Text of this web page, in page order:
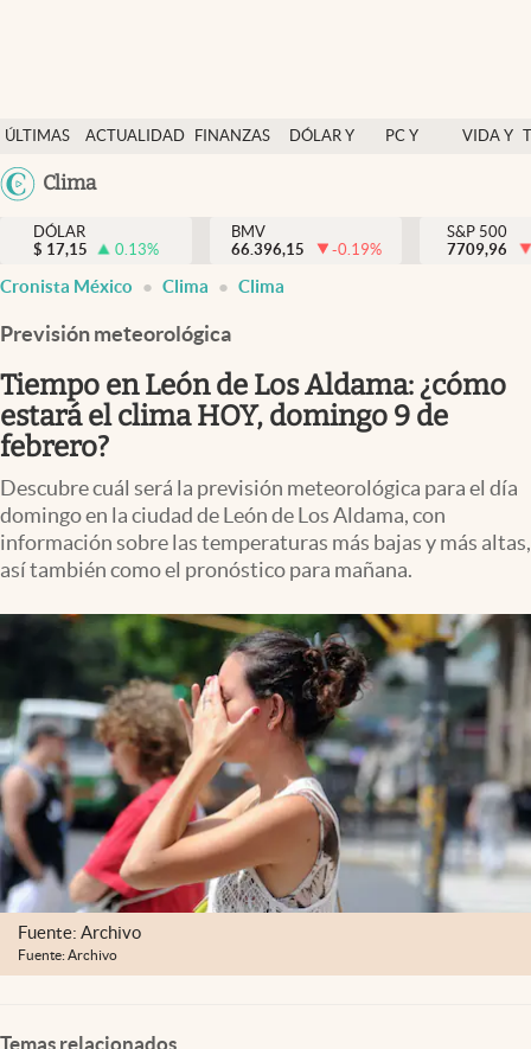
ÚLTIMAS
NOTICIAS
ACTUALIDAD
FINANZAS
DÓLAR Y
PC Y
VIDA Y
México
Clima
Actualidad
Finanzas y economía
Dólar y mercados
Pc y celular
Vida y estilo
Tv
Clima
abre en nueva pestaña
México
DÓLAR
$ 17,15 0.13%
BMV
66.396,15
-0.19%
S&P 500
7709,96
Cronista México Clima Clima
Previsión meteorológica
Tiempo en León de Los Aldama: ¿cómo
estará el clima HOY, domingo 9 de
febrero?
Descubre cuál será la previsión meteorológica para el día
domingo en la ciudad de León de Los Aldama, con
información sobre las temperaturas más bajas y más altas,
así también como el pronóstico para mañana.
Fuente: Archivo
Fuente: Archivo
Temas relacionados